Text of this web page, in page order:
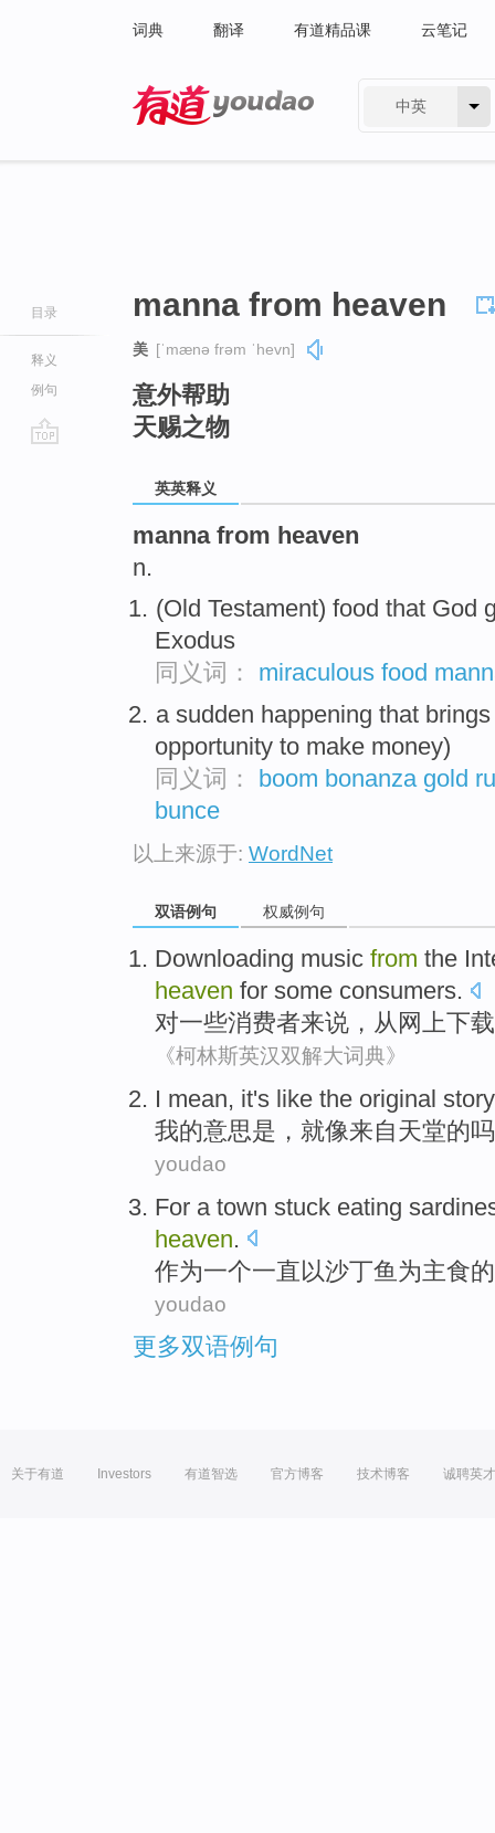
词典 翻译 有道精品课 云笔记
中英
目录
释义
例句
manna from heaven
美 [ˈmænə frəm ˈhevn]
意外帮助
天赐之物
英英释义
manna from heaven
n.
(Old Testament) food that God
Exodus
同义词： miraculous food
a sudden happening that
opportunity to make money)
同义词：
boom bonanza gold
bunce
以上来源于: WordNet
双语例句 权威例句
Downloading music from the
heaven for some consumers.
对一些消费者来说 ， 从 网上下载
《柯林斯英汉双解大词典》
I mean, it's like the original story
我的意思是 ， 就像来自天堂的
youdao
For a town stuck eating
heaven.
作为一个一直以沙丁鱼 为主食的
youdao
更多双语例句
关于有道 Investors 有道智选 官方博客 技术博客 诚聘英才